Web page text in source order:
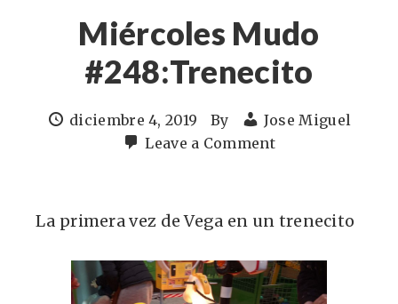
Miércoles Mudo
#248:Trenecito
diciembre 4, 2019 By
Jose Miguel
Leave a Comment
La primera vez de Vega en un trenecito